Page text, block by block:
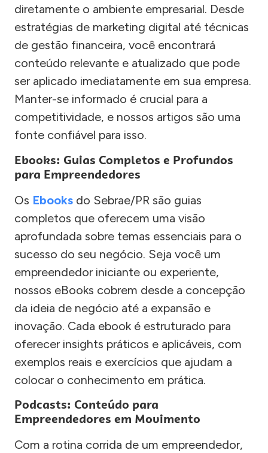
diretamente o ambiente empresarial. Desde
estratégias de marketing digital até técnicas
de gestão financeira, você encontrará
conteúdo relevante e atualizado que pode
ser aplicado imediatamente em sua empresa.
Manter-se informado é crucial para a
competitividade, e nossos artigos são uma
fonte confiável para isso.
Ebooks: Guias Completos e Profundos
para Empreendedores
Os Ebooks do Sebrae/PR são guias
completos que oferecem uma visão
aprofundada sobre temas essenciais para o
sucesso do seu negócio. Seja você um
empreendedor iniciante ou experiente,
nossos eBooks cobrem desde a concepção
da ideia de negócio até a expansão e
inovação. Cada ebook é estruturado para
oferecer insights práticos e aplicáveis, com
exemplos reais e exercícios que ajudam a
colocar o conhecimento em prática.
Podcasts: Conteúdo para
Empreendedores em Movimento
Com a rotina corrida de um empreendedor,